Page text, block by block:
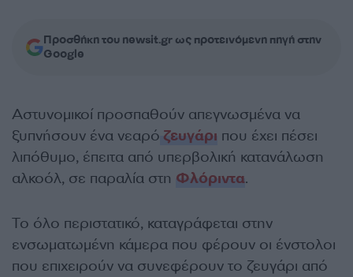
Προσθήκη του newsit.gr ως προτεινόμενη πηγή στην
Google
Αστυνομικοί προσπαθούν απεγνωσμένα να
ξυπνήσουν ένα νεαρό ζευγάρι που έχει πέσει
λιπόθυμο, έπειτα από υπερβολική κατανάλωση
αλκοόλ, σε παραλία στη Φλόριντα.
Το όλο περιστατικό, καταγράφεται στην
ενσωματωμένη κάμερα που φέρουν οι ένστολοι
που επιχειρούν να συνεφέρουν το ζευγάρι από